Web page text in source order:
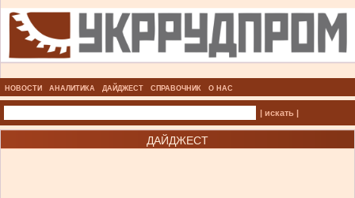
НОВОСТИ АНАЛИТИКА ДАЙДЖЕСТ СПРАВОЧНИК О НАС
| искать |
ДАЙДЖЕСТ